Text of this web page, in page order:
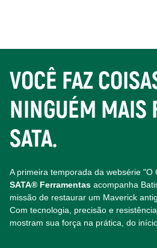
VOCÊ FAZ
NINGUÉM MAIS
SATA.
A primeira temporada da websérie "O
SATA® Ferramentas acompanha
missão de restaurar um Maverick
Com tecnologia, precisão e
mostram sua força na prática, do